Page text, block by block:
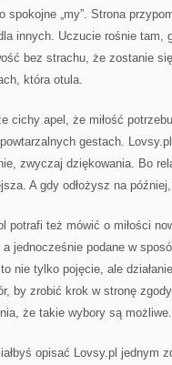
spokojne „my”. Strona
innych. Uczucie rośnie
bez strachu, że zostanie
która otula.
cichy apel, że miłość
gestach.
zwyczaj dziękowania. Bo
A gdy odłożysz na
potrafi też mówić o miłości
a jednocześnie podane w
to nie tylko pojęcie, ale
by zrobić krok w stronę
że takie wybory są możliwe.
opisać Lovsy.pl jednym